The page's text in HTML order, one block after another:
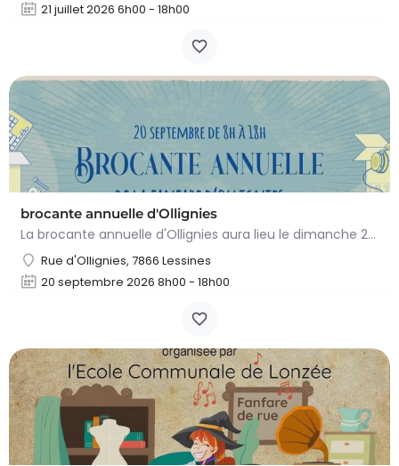
21 juillet 2026 6h00 - 18h00
brocante annuelle d'Ollignies
La brocante annuelle d'Ollignies aura lieu le dimanche 20 septembre 2026 de 08h00 à 18h00. Organisée par la…
Rue d'Ollignies, 7866 Lessines
20 septembre 2026 8h00 - 18h00